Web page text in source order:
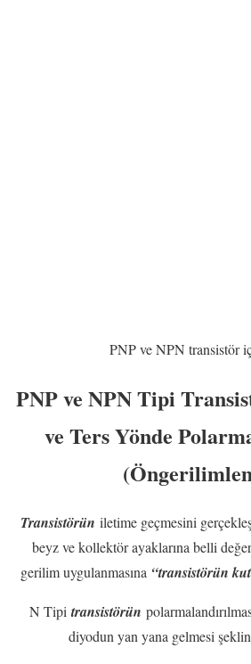
PNP ve NPN transistör iç
PNP ve NPN Tipi
ve Ters Yönde
Transistörün iletime geçmesini
beyz ve kollektör ayaklarına belli
gerilim uygulanmasına “transistörün
N Tipitransistörün
diyodun yan yana gelmesi